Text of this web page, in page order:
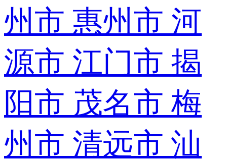
州市 惠州市 河
源市 江门市 揭
阳市 茂名市 梅
州市 清远市 汕